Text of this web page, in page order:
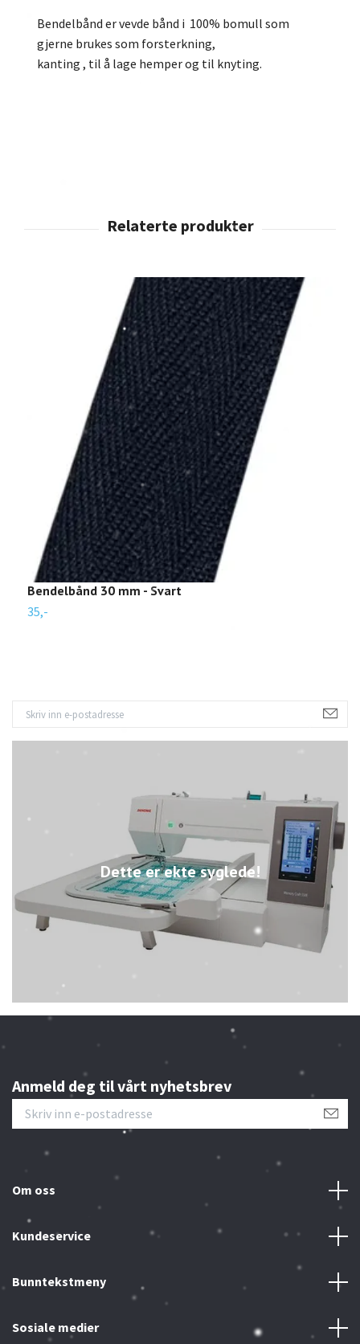
Dette er ekte syglede!
Bendelbånd er vevde bånd i 100% bomull som
gjerne brukes som forsterkning,
kanting , til å lage hemper og til knyting.
Bendelbånd 30 mm - Svart
35,-
Anmeld deg til vårt nyhetsbrev
Om oss
Kundeservice
Bunntekstmeny
Sosiale medier